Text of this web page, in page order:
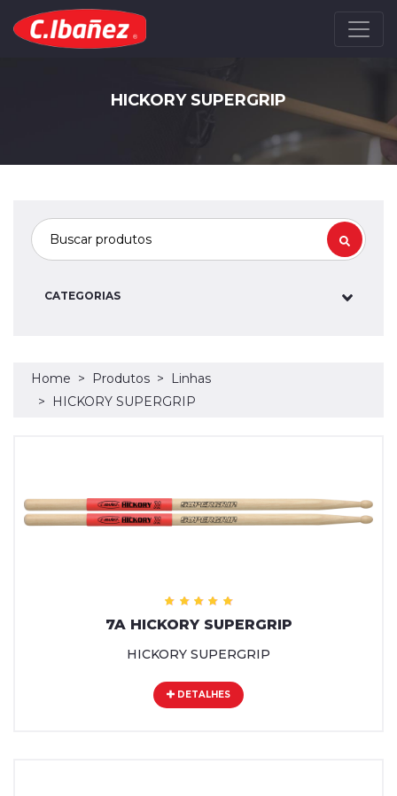
HICKORY SUPERGRIP
CATEGORIAS
Home Produtos
Linhas
HICKORY SUPERGRIP
7A HICKORY SUPERGRIP
HICKORY SUPERGRIP
DETALHES